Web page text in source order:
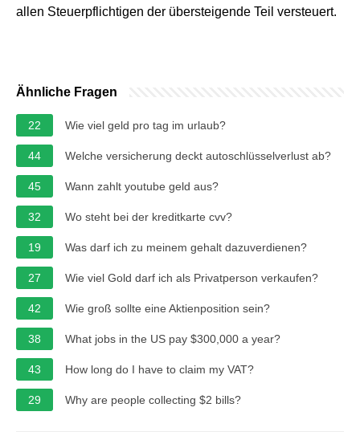
allen Steuerpflichtigen der übersteigende Teil versteuert.
Ähnliche Fragen
22 Wie viel geld pro tag im urlaub?
44 Welche versicherung deckt autoschlüsselverlust ab?
45 Wann zahlt youtube geld aus?
32 Wo steht bei der kreditkarte cvv?
19 Was darf ich zu meinem gehalt dazuverdienen?
27 Wie viel Gold darf ich als Privatperson verkaufen?
42 Wie groß sollte eine Aktienposition sein?
38 What jobs in the US pay $300,000 a year?
43 How long do I have to claim my VAT?
29 Why are people collecting $2 bills?